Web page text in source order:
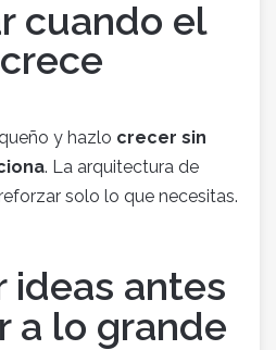
cuando el
y hazlo crecer sin
. La arquitectura de
solo lo que necesitas.
ideas antes
a lo grande